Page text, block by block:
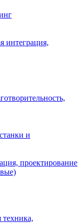
интеграция,
и
проектирование
техника,